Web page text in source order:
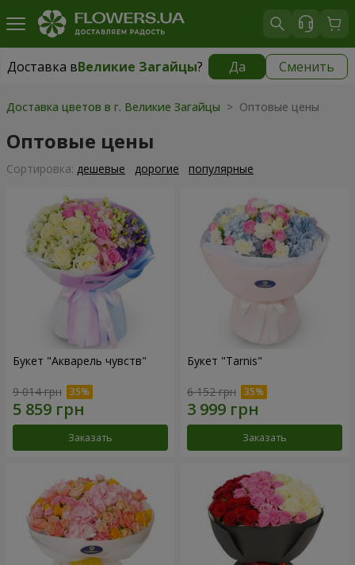
Доставка вВеликие Загайцы? Да Сменить
Доставка вВеликие Загайцы|1230 грн
Доставка цветов в г. Великие Загайцы > Оптовые цены
Оптовые цены
Cортировка: дешевые дорогие популярные
Букет "Акварель чувств"
9 014 грн
Заказать
Букет "Tarnis"
6 152 грн
Заказать